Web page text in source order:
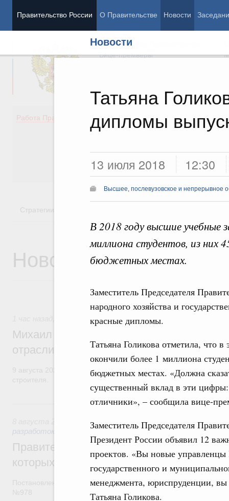
Правительство России О Правительстве Новости
Новости
Татьяна
дипломы
13 июля 2018 12:30
Высшее, послевузовское и непрерывное
В 2018 году высшие учебные
миллиона студентов, из них
бюджетных местах.
Заместитель Председателя
народного хозяйства и
красные дипломы.
Татьяна Голикова отметила, что
окончили более 1 миллиона
бюджетных местах. «Должна
существенный вклад в эти
отличники», – сообщила вице-
Заместитель Председателя
Президент России объявил 12
проектов. «Вы новые управленцы
государственного и
менеджмента, юриспруденции, вы
Татьяна Голикова.
Председатель Правительства
Вице-премьеры
Работа Правительства
Демография
Здоровье
Общество
Государство
Стратегии
Новости
Регулирование в сфере строительства
Михаил Мишустин поздравил
отрасли с профессиональным
9 августа 2026 года отмечается профессиональный праздник
Вчера
Государственная политика в сфере
разработок
Правительство расширило перечень
которых освобождаются от НДФЛ
Постановление от 5 августа 2026 года